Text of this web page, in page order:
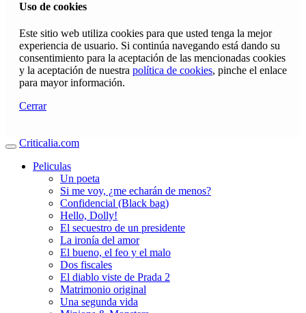
Uso de cookies
Este sitio web utiliza cookies para que usted tenga la mejor
experiencia de usuario. Si continúa navegando está dando su
consentimiento para la aceptación de las mencionadas cookies
y la aceptación de nuestra política de cookies, pinche el enlace
para mayor información.
Cerrar
Criticalia.com
Peliculas
Un poeta
Si me voy, ¿me echarán de menos?
Confidencial (Black bag)
Hello, Dolly!
El secuestro de un presidente
La ironía del amor
El bueno, el feo y el malo
Dos fiscales
El diablo viste de Prada 2
Matrimonio original
Una segunda vida